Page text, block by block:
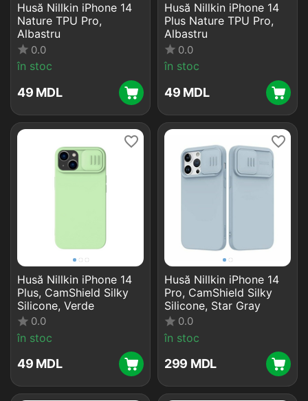
Husă Nillkin iPhone 14
Nature TPU Pro,
Albastru
0.0
în stoc
‍49‍ MDL
Husă Nillkin iPhone 14
Plus Nature TPU Pro,
Albastru
0.0
în stoc
‍49‍ MDL
Husă Nillkin iPhone 14
Plus, CamShield Silky
Silicone, Verde
0.0
în stoc
‍49‍ MDL
Husă Nillkin iPhone 14
Pro, CamShield Silky
Silicone, Star Gray
0.0
în stoc
‍299‍ MDL